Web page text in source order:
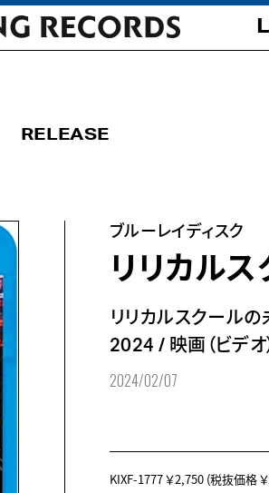
RELEASE
ブルーレイディスク
リリカル
リリカルスクール
2024 / 映画（ビデオ
2024/02/07
KIXF-1777￥2,750 (税抜価格